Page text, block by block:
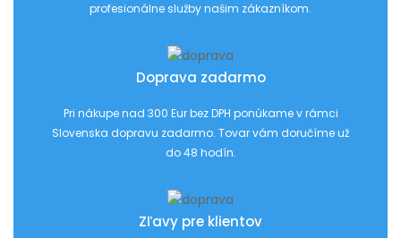
profesionálne služby našim zákazníkom.
Doprava zadarmo
Pri nákupe nad 300 Eur bez DPH ponúkame v rámci
Slovenska dopravu zadarmo. Tovar vám doručíme už
do 48 hodín.
Zľavy pre klientov